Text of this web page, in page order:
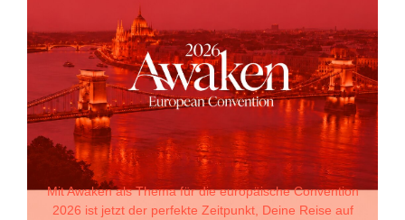
Mit Awaken als Thema für die europäische Convention
2026 ist jetzt der perfekte Zeitpunkt, Deine Reise auf